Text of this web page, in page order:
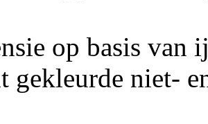
op basis van
gekleurde niet-